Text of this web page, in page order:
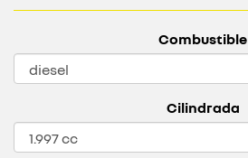
Combustible
Cilindrada